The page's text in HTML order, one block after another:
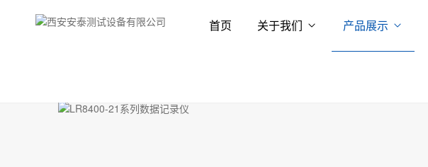
首页 关于我们 产品展示